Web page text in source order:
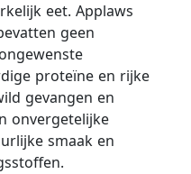
eet. Applaws
geen
proteïne en rijke
gevangen en
onvergetelijke
smaak en